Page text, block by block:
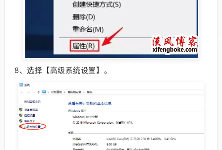
8、选择【高级系统设置】。